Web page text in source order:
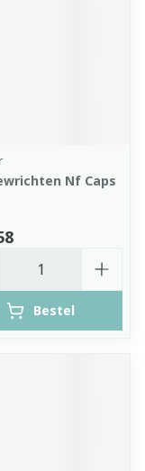
Nf Caps
Bestel